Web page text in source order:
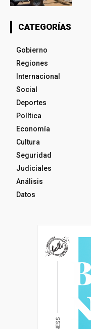
CATEGORÍAS
Gobierno
Regiones
Internacional
Social
Deportes
Política
Economía
Cultura
Seguridad
Judiciales
Análisis
Datos